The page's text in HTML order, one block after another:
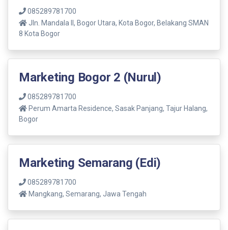
085289781700
Jln. Mandala ll, Bogor Utara, Kota Bogor, Belakang SMAN
8 Kota Bogor
Marketing Bogor 2 (Nurul)
085289781700
Perum Amarta Residence, Sasak Panjang, Tajur Halang,
Bogor
Marketing Semarang (Edi)
085289781700
Mangkang, Semarang, Jawa Tengah